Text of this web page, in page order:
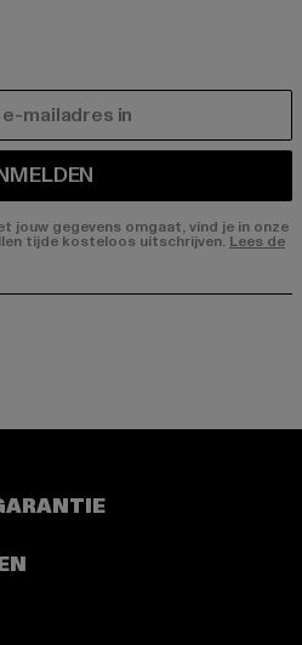
jouw gegevens omgaat, vind je in onze
tijde kosteloos uitschrijven. Lees de
page:channel: